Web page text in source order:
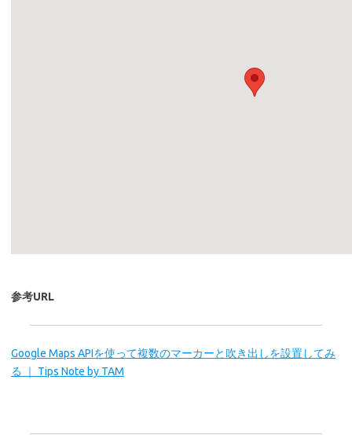
参考URL
Google Maps APIを使って複数のマーカーと吹き出しを設置してみ
る ｜ Tips Note by TAM